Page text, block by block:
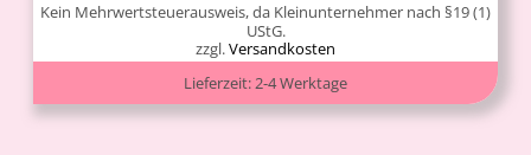
Kein Mehrwertsteuerausweis, da Kleinunternehmer nach §19 (1)
UStG.
zzgl.Versandkosten
Lieferzeit:2-4 Werktage